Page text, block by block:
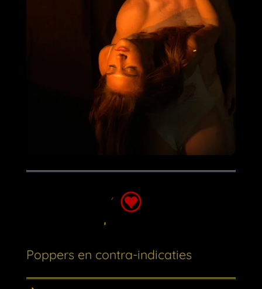
Poppers en contra-indicaties